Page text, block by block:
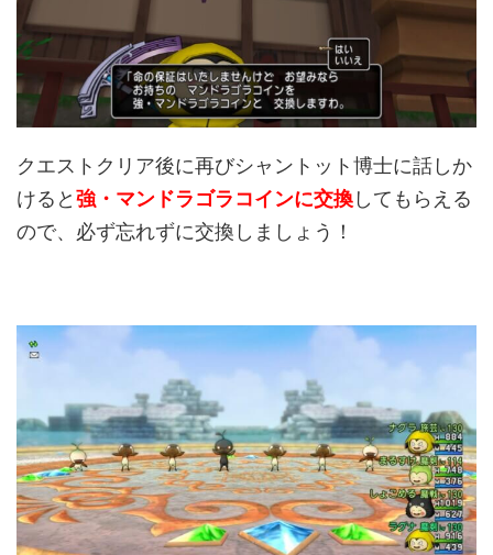
クエストクリア後に再びシャントット博士に話しか
けると強・マンドラゴラコインに交換してもらえる
ので、必ず忘れずに交換しましょう！